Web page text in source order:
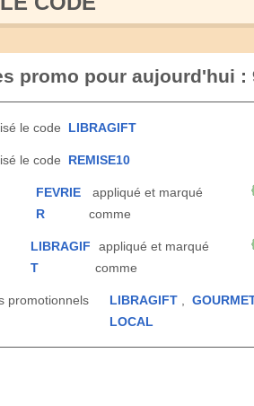
promo pour aujourd'hui :
le code LIBRAGIFT
le code REMISE10
FEVRIE
R
appliqué et marqué
comme
LIBRAGIF
T
appliqué et marqué
comme
promotionnels
LIBRAGIFT,
LOCAL